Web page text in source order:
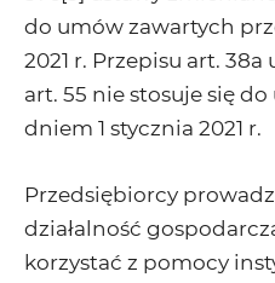
do umów zawartych
2021 r. Przepisu art.
art. 55 nie stosuje się
dniem 1 stycznia 2021 r.
Przedsiębiorcy
działalność
korzystać z pomocy